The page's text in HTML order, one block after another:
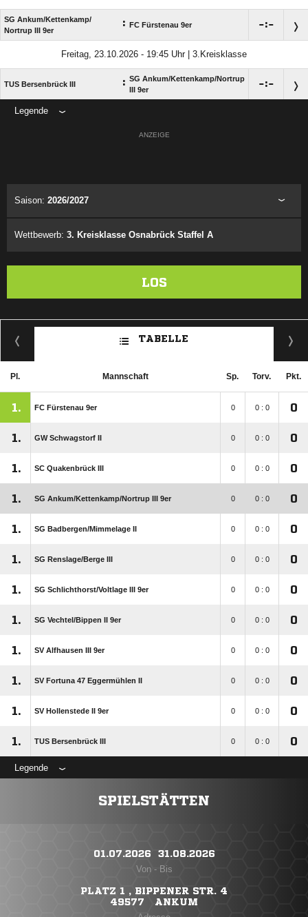
SG Ankum/​Kettenkamp/​
Nortrup III 9er
: FC Fürstenau 9er :
Freitag, 23.10.2026 - 19:45 Uhr | 3.Kreisklasse
TUS Bersenbrück III : SG Ankum/​Kettenkamp/​Nortrup
III 9er
:
Legende
ANZEIGE
Saison: 2026/2027
Wettbewerb: 3. Kreisklasse Osnabrück Staffel A
LOS
TABELLE
Pl. Mannschaft Sp. Torv. Pkt.
1. FC Fürstenau 9er 0 0 : 0 0
1. GW Schwagstorf II 0 0 : 0 0
1. SC Quakenbrück III 0 0 : 0 0
1. SG Ankum/​Kettenkamp/​Nortrup III 9er 0 0 : 0 0
1. SG Badbergen/​Mimmelage II 0 0 : 0 0
1. SG Renslage/​Berge III 0 0 : 0 0
1. SG Schlichthorst/​Voltlage III 9er 0 0 : 0 0
1. SG Vechtel/​Bippen II 9er 0 0 : 0 0
1. SV Alfhausen III 9er 0 0 : 0 0
1. SV Fortuna 47 Eggermühlen II 0 0 : 0 0
1. SV Hollenstede II 9er 0 0 : 0 0
1. TUS Bersenbrück III 0 0 : 0 0
Legende
SPIELSTÄTTEN
01.07.2026 ​ 31.08.2026
Von - Bis
PLATZ 1 , BIPPENER STR. 4
49577 ANKUM